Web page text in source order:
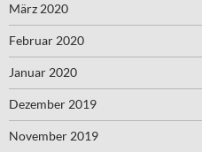
März 2020
Februar 2020
Januar 2020
Dezember 2019
November 2019